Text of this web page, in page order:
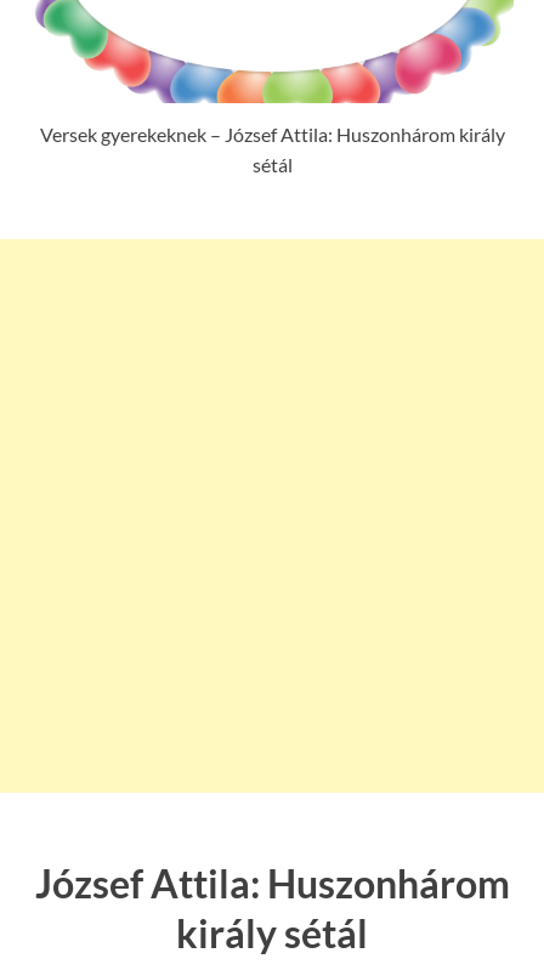
Versek gyerekeknek – József Attila: Huszonhárom király
sétál
József Attila: Huszonhárom
király sétál